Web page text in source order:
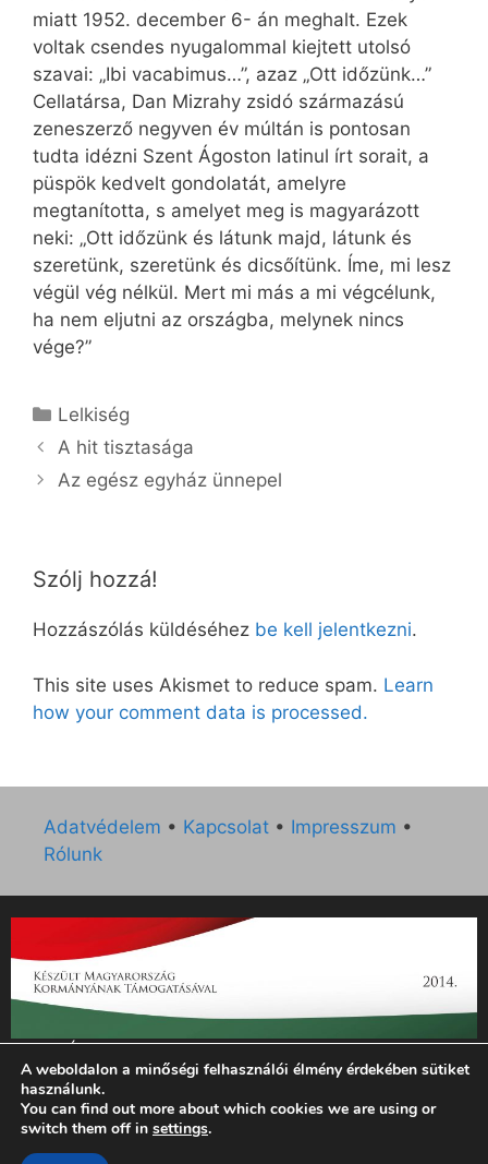
miatt 1952. december 6- án meghalt. Ezek
voltak csendes nyugalommal kiejtett utolsó
szavai: „Ibi vacabimus…”, azaz „Ott időzünk…”
Cellatársa, Dan Mizrahy zsidó származású
zeneszerző negyven év múltán is pontosan
tudta idézni Szent Ágoston latinul írt sorait, a
püspök kedvelt gondolatát, amelyre
megtanította, s amelyet meg is magyarázott
neki: „Ott időzünk és látunk majd, látunk és
szeretünk, szeretünk és dicsőítünk. Íme, mi lesz
végül vég nélkül. Mert mi más a mi végcélunk,
ha nem eljutni az országba, melynek nincs
vége?”
Kategória
Lelkiség
A hit tisztasága
Az egész egyház ünnepel
Szólj hozzá!
Hozzászólás küldéséhez be kell jelentkezni.
This site uses Akismet to reduce spam. Learn
how your comment data is processed.
Adatvédelem • Kapcsolat • Impresszum •
Rólunk
„Az Új Ember katolikus hetilap 2014. évi működésének
támogatását az EGYH-KCP-14-P-0121 sz. támogatási
szerződés keretében 3 000 000 Ft összegben támogatta az
Emberi Erőforrások Minisztériuma.”
A weboldalon a minőségi felhasználói élmény érdekében sütiket
használunk.
You can find out more about which cookies we are using or
switch them off in settings.